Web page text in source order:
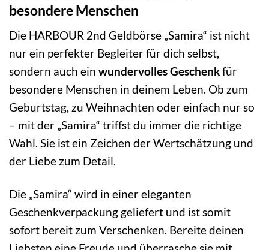
besondere Menschen
Die HARBOUR 2nd Geldbörse „Samira“ ist nicht
nur ein perfekter Begleiter für dich selbst,
sondern auch ein wundervolles Geschenkfür
besondere Menschen in deinem Leben. Ob zum
Geburtstag, zu Weihnachten oder einfach nur so
– mit der „Samira“ triffst du immer die richtige
Wahl. Sie ist ein Zeichen der Wertschätzung und
der Liebe zum Detail.
Die „Samira“ wird in einer eleganten
Geschenkverpackung geliefert und ist somit
sofort bereit zum Verschenken. Bereite deinen